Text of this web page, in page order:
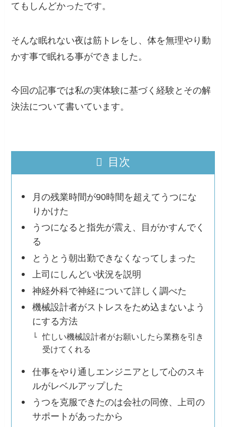
てもしんどかったです。
そんな眠れない夜は筋トレをし、体を無理やり動
かす事で眠れる事ができました。
今回の記事では私の実体験に基づく経験とその解
決法について書いています。
目次
月の残業時間が90時間を超えてうつにな
りかけた
うつになると指先が震え、目がかすんでく
る
とうとう朝出勤できなくなってしまった
上司にしんどい状況を説明
神経外科で神経について詳しく調べた
機械設計者がストレスをため込まないよう
にする方法
忙しい機械設計者がお願いしたら業務を引き
受けてくれる
仕事をやり通しエンジニアとして心のスキ
ルがレベルアップした
うつを克服できたのは会社の同僚、上司の
サポートがあったから